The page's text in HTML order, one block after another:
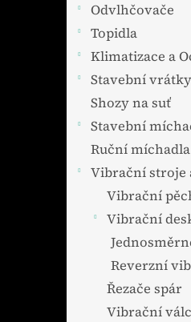
Odvlhčovače
Topidla
Klimatizace a
Stavební vrátky
Shozy na suť
Stavební
Ruční míchadla
Vibrační stroje
Vibrační
Vibrační
Reverzní
Řezače spár
Vibrační